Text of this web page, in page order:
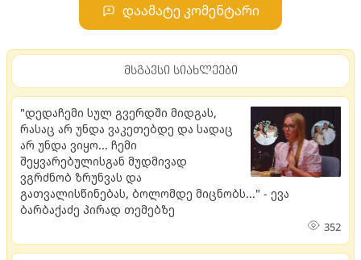
დაამატე კომენტარი
მსგავსი სიახლეები
"დედაჩემი სულ გვერდში მიდგას,
რასაც არ უნდა ვაკეთებდე და სადაც
არ უნდა ვიყო... ჩემი
შეყვარებულისგან მუდმივად
ვგრძნობ ზრუნვას და
გათვალისწინებას, ბოლომდე მიცნობს..." - ევა
ბარბაქაძე პირად თემებზე
352